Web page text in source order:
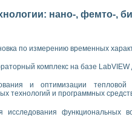
цифрового вольтметра
газоразрядных и
(ИИС)
погрешностей канала
технологий NATIONAL
нано-, фемто-,
по измерению временных
комплекс на базе LabVIEW
и оптимизации
технологий и программных
функциональных